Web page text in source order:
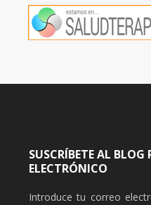
SUSCRÍBETE AL BLOG
ELECTRÓNICO
Introduce tu correo